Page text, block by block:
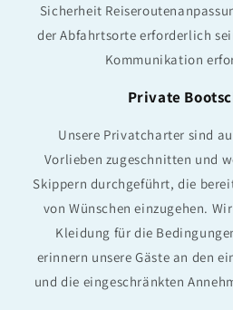
Sicherheit
der Abfahrtsorte erforderlich
Kommunikation
Private
Unsere Privatcharter sind
Vorlieben zugeschnitten und
Skippern durchgeführt, die
von Wünschen einzugehen.
Kleidung für die
erinnern unsere Gäste an den
und die eingeschränkten